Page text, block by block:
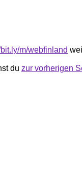
m/webfinland
du zur vorherigen